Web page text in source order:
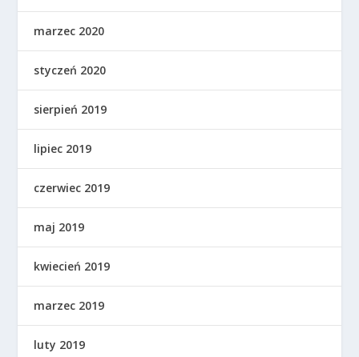
marzec 2020
styczeń 2020
sierpień 2019
lipiec 2019
czerwiec 2019
maj 2019
kwiecień 2019
marzec 2019
luty 2019